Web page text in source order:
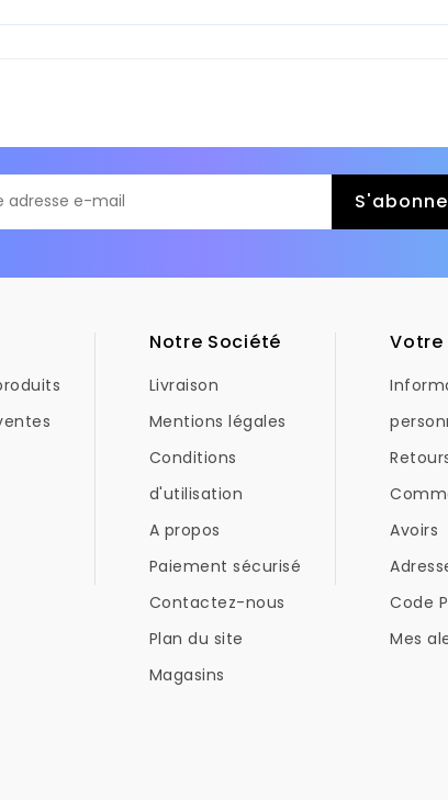
Notre Société
Livraison
Mentions légales
Conditions
d'utilisation
A propos
Paiement sécurisé
Contactez-nous
Plan du site
Magasins
Avoirs
Code
Mes